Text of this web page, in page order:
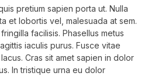
pretium sapien porta ut. Nulla
et lobortis vel, malesuada at sem.
facilisis. Phasellus metus
iaculis purus. Fusce vitae
Cras sit amet sapien in dolor
In tristique urna eu dolor